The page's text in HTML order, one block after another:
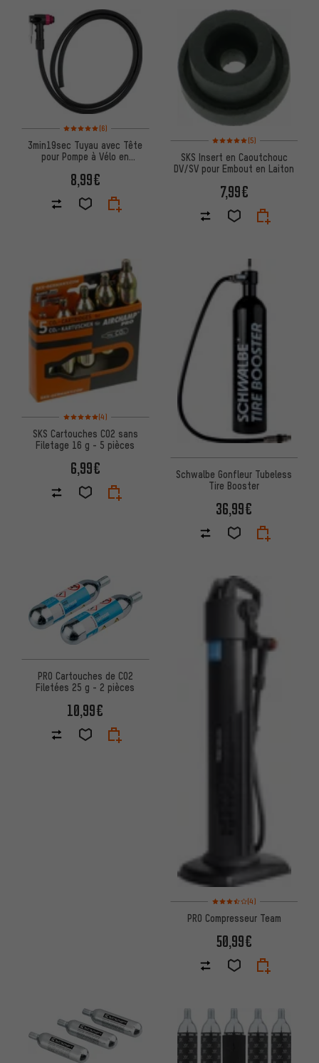
Note moyenne : 5 sur 5 d'après 6 avis
(6)
3min19sec Tuyau avec Tête
pour Pompe à Vélo en
8,99€
Note moyenne : 5 sur 5
(5)
SKS Insert en Caoutchouc
DV/SV pour Embout en Laiton
7,99€
Note moyenne : 5 sur 5 d'après 4 avis
(4)
SKS Cartouches CO2 sans
Filetage 16 g - 5 pièces
6,99€
Schwalbe Gonfleur Tubeless
Tire Booster
36,99€
PRO Cartouches de CO2
Filetées 25 g - 2 pièces
10,99€
Note moyenne : 3,5 sur 5
(4)
PRO Compresseur Team
50,99€